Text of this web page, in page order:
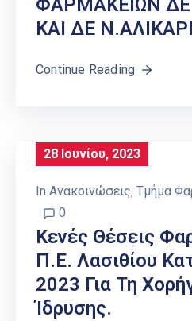
ΦΑΡΜΑΚΕΙΩΝ ΔΕ
ΚΑΙ ΔΕ
Continue Reading
28 Ιουνίου, 2023
In Ανακοινώσεις‚ Τμήμα
0
Κενές Θέσεις
Π.Ε. Λασιθίου
2023 Για Τη
Ίδρυσης.